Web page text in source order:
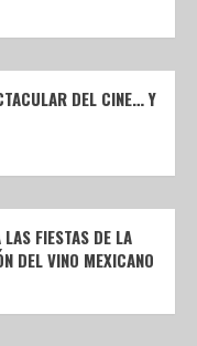
DEL CINE… Y
FIESTAS DE LA
DEL VINO MEXICANO